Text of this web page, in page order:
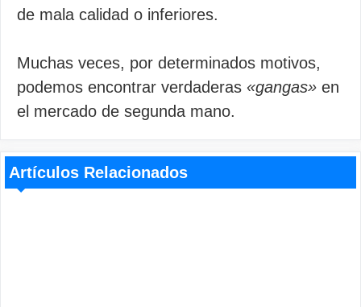
de mala calidad o inferiores.
Muchas veces, por determinados motivos,
podemos encontrar verdaderas «gangas» en
el mercado de segunda mano.
Artículos Relacionados